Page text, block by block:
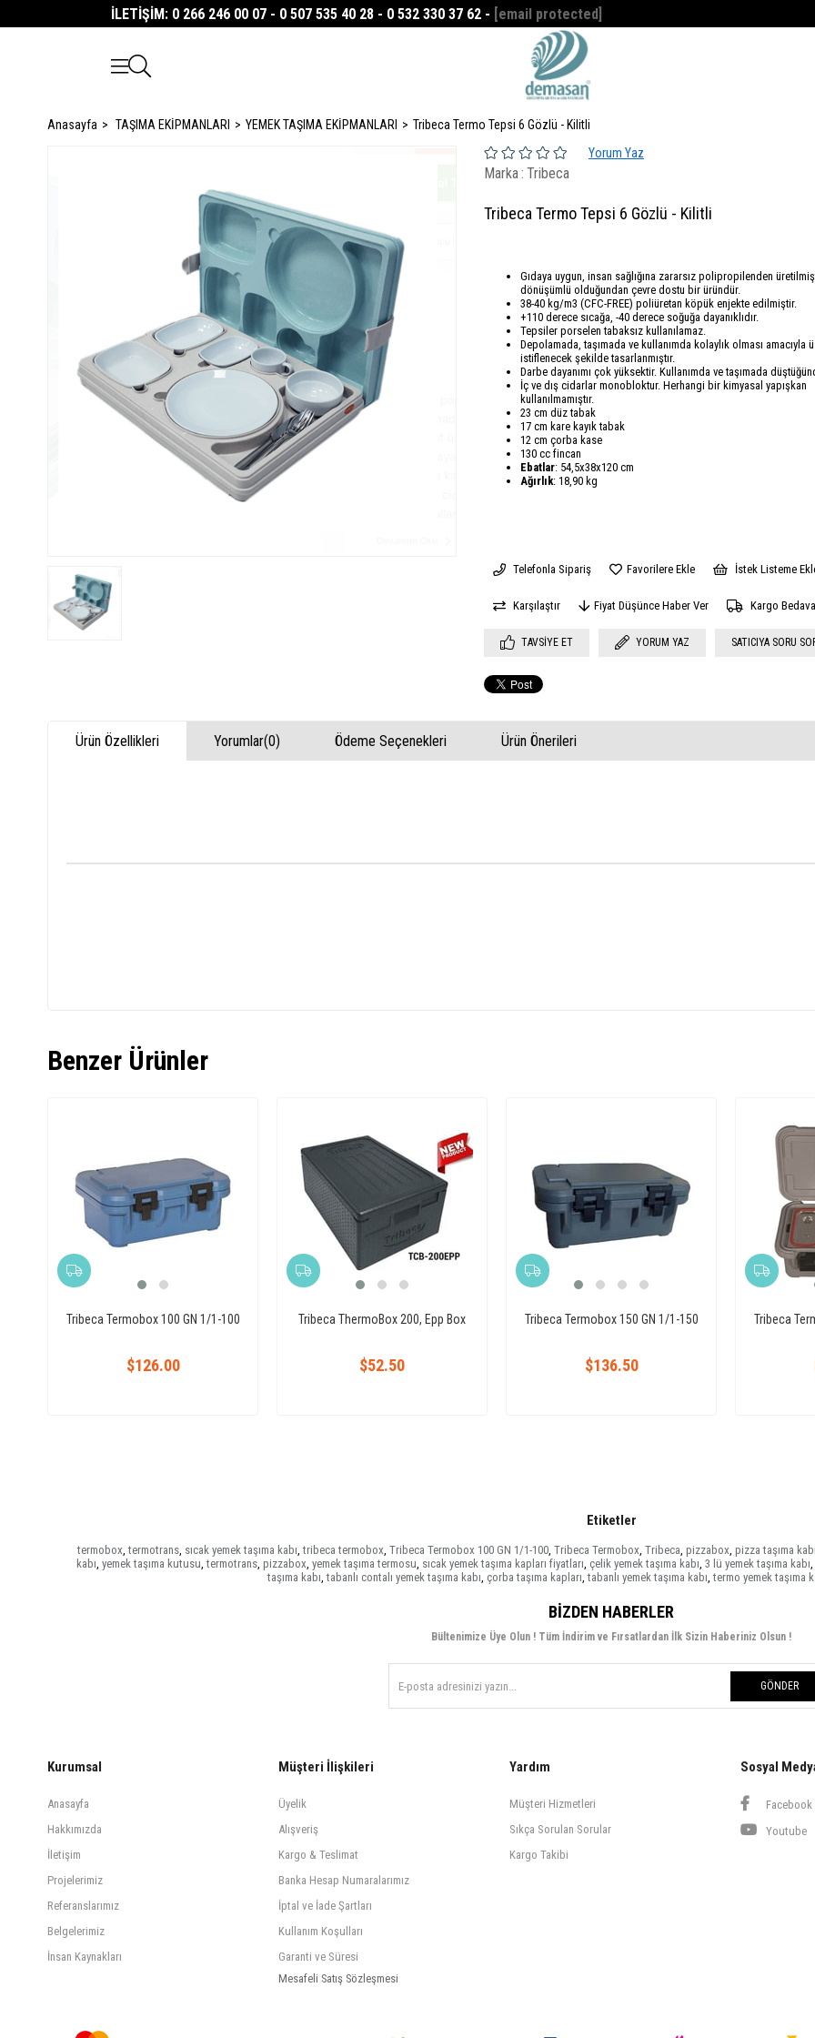
İLETİŞİM: 0 266 246 00 07 - 0 507 535 40 28 - 0 532 330 37 62 - [email protected]
Anasayfa TAŞIMA EKİPMANLARI YEMEK TAŞIMA EKİPMANLARI Tribeca Termo Tepsi 6 Gözlü - Kilitli
Yorum Yaz
Marka: Tribeca
Tribeca Termo Tepsi 6 Gözlü - Kilitli
Gıdaya uygun, insan sağlığına zararsız polipropilenden
dönüşümlü olduğundan çevre dostu bir üründür.
38-40 kg/m3 (CFC-FREE) poliüretan köpük enjekte edilmiştir.
+110 derece sıcağa, -40 derece soğuğa dayanıklıdır.
Tepsiler porselen tabaksız kullanılamaz.
Depolamada, taşımada ve kullanımda kolaylık olması amacıyla
istiflenecek şekilde tasarlanmıştır.
Darbe dayanımı çok yüksektir. Kullanımda ve taşımada
İç ve dış cidarlar monobloktur. Herhangi bir kimyasal yapışkan
kullanılmamıştır.
23 cm düz tabak
17 cm kare kayık tabak
12 cm çorba kase
130 cc fincan
Ebatlar: 54,5x38x120 cm
Ağırlık: 18,90 kg
Telefonla Sipariş Favorilere Ekle İstek Listeme
Karşılaştır Fiyat Düşünce Haber Ver Kargo Bedava
TAVSIYE ET YORUM YAZ SATICIYA SORU
Ürün Özellikleri Yorumlar(0) Ödeme Seçenekleri Ürün Önerileri
Benzer Ürünler
Tribeca Termobox 100 GN 1/1-100
$126.00
Tribeca ThermoBox 200, Epp Box
$52.50
Tribeca Termobox 150 GN 1/1-150
$136.50
Tribeca
Etiketler
termobox, termotrans, sıcak yemek taşıma kabı, tribeca termobox, Tribeca Termobox 100 GN 1/1-100, Tribeca Termobox, Tribeca, pizzabox, pizza taşıma kabı
kabı, yemek taşıma kutusu, termotrans, pizzabox, yemek taşıma termosu, sıcak yemek taşıma kapları fiyatları, çelik yemek taşıma kabı, 3 lü yemek taşıma kabı,
taşıma kabı, tabanlı contalı yemek taşıma kabı, çorba taşıma kapları, tabanlı yemek taşıma kabı, termo yemek taşıma
BIZDEN HABERLER
Bültenimize Üye Olun ! Tüm İndirim ve Fırsatlardan İlk Sizin Haberiniz Olsun !
GÖNDER
Kurumsal
Anasayfa
Hakkımızda
İletişim
Projelerimiz
Referanslarımız
Belgelerimiz
İnsan Kaynakları
Müşteri İlişkileri
Üyelik
Alışveriş
Kargo & Teslimat
Banka Hesap Numaralarımız
İptal ve İade Şartları
Kullanım Koşulları
Garanti ve Süresi
Mesafeli Satış Sözleşmesi
Yardım
Müşteri Hizmetleri
Sıkça Sorulan Sorular
Kargo Takibi
Sosyal
Facebook
Youtube